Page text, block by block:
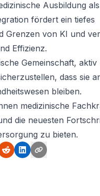
Ausbildung
fördert ein tiefes
Grenzen von KI und
Effizienz.
Gemeinschaft, aktiv
dass sie
bleiben.
medizinische
die neuesten
zu bieten.